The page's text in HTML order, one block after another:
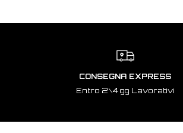
CONSEGNA EXPRESS
Entro 2\4 gg Lavorativi